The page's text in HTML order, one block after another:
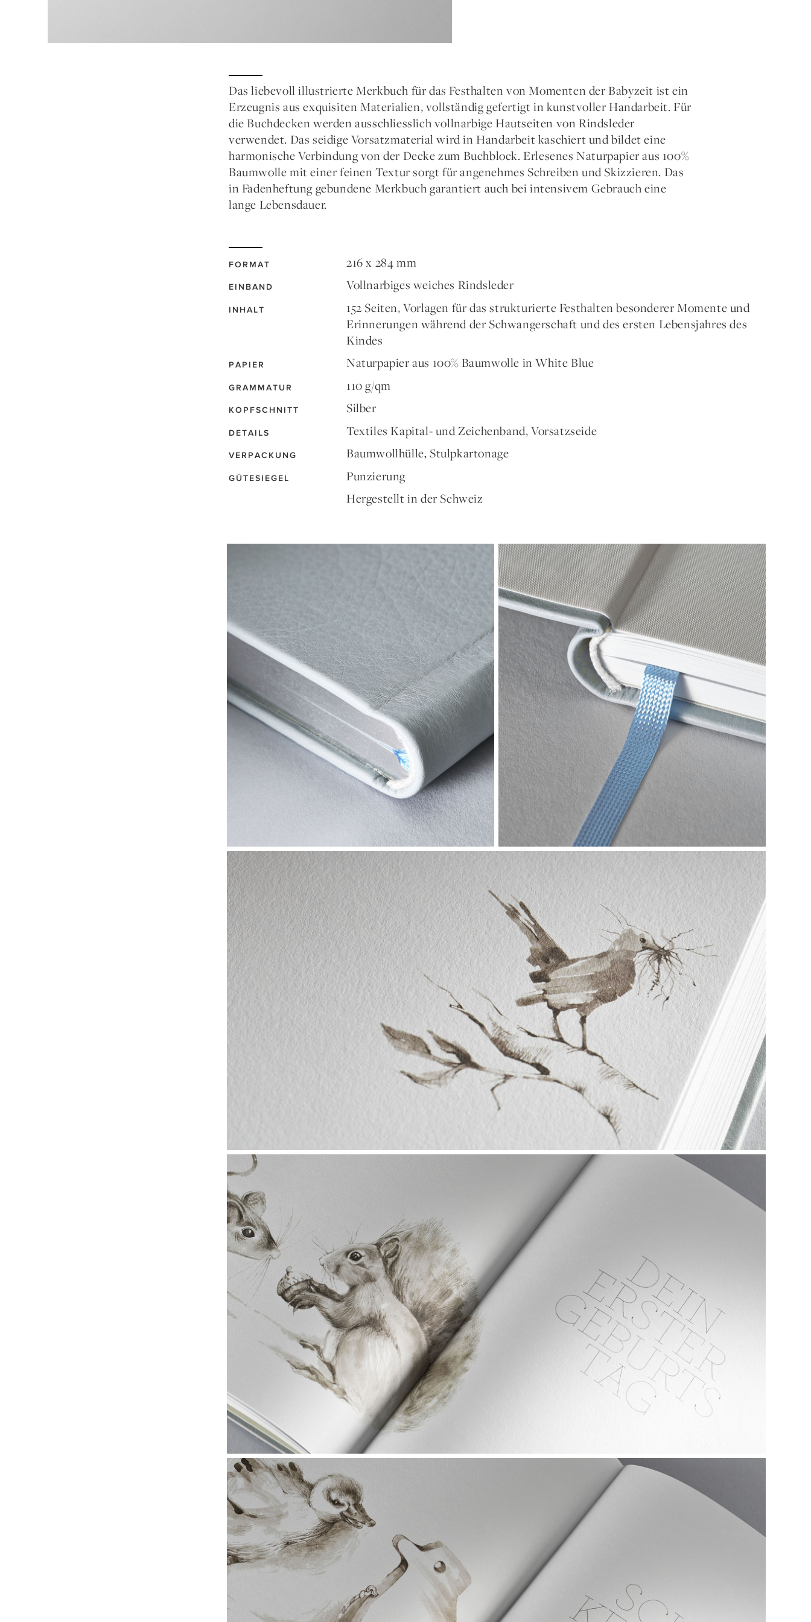
Das liebevoll illustrierte Merkbuch für das Festhalten von Momenten der Babyzeit ist ein
Erzeugnis aus exquisiten Materialien, vollständig gefertigt in kunstvoller Handarbeit. Für
die Buchdecken werden ausschliesslich vollnarbige Hautseiten von Rindsleder
verwendet. Das seidige Vorsatzmaterial wird in Handarbeit kaschiert und bildet eine
harmonische Verbindung von der Decke zum Buchblock. Erlesenes Naturpapier aus 100%
Baumwolle mit einer feinen Textur sorgt für angenehmes Schreiben und Skizzieren. Das
in Fadenheftung gebundene Merkbuch garantiert auch bei intensivem Gebrauch eine
lange Lebensdauer.
FORMAT 216 x 284 mm
EINBAND Vollnarbiges weiches Rindsleder
INHALT
152 Seiten, Vorlagen für das strukturierte Festhalten besonderer Momente und
Erinnerungen während der Schwangerschaft und des ersten Lebensjahres des
Kindes
PAPIER Naturpapier aus 100% Baumwolle in White Blue
GRAMMATUR 110 g/qm
KOPFSCHNITT Silber
DETAILS Textiles Kapital- und Zeichenband, Vorsatzseide
VERPACKUNG Baumwollhülle, Stulpkartonage
GÜTESIEGEL
Punzierung
Hergestellt in der Schweiz